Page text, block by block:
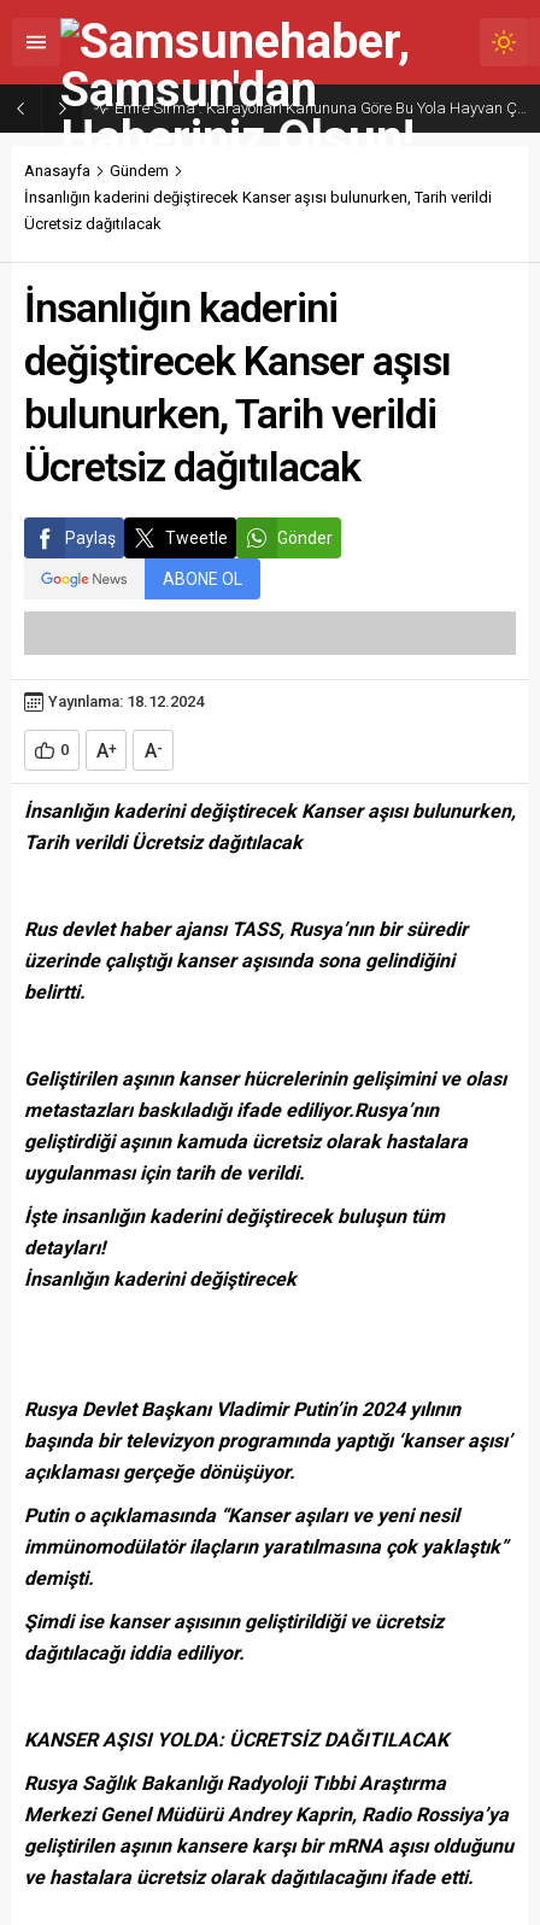
Emre Sırma : Karayolları Kanununa Göre Bu Yola Hayvan Çıkarmak Yasak
Anasayfa
Gündem
İnsanlığın kaderini değiştirecek Kanser aşısı bulunurken, Tarih verildi
Ücretsiz dağıtılacak
İnsanlığın kaderini
değiştirecek Kanser aşısı
bulunurken, Tarih verildi
Ücretsiz dağıtılacak
Paylaş Tweetle Gönder
ABONE OL
Yayınlama: 18.12.2024
0 A+ A-
İnsanlığın kaderini değiştirecek Kanser aşısı bulunurken,
Tarih verildi Ücretsiz dağıtılacak
Rus devlet haber ajansı TASS, Rusya’nın bir süredir
üzerinde çalıştığı kanser aşısında sona gelindiğini
belirtti.
Geliştirilen aşının kanser hücrelerinin gelişimini ve olası
metastazları baskıladığı ifade ediliyor.Rusya’nın
geliştirdiği aşının kamuda ücretsiz olarak hastalara
uygulanması için tarih de verildi.
İşte insanlığın kaderini değiştirecek buluşun tüm
detayları!
İnsanlığın kaderini değiştirecek
Rusya Devlet Başkanı Vladimir Putin’in 2024 yılının
başında bir televizyon programında yaptığı ‘kanser aşısı’
açıklaması gerçeğe dönüşüyor.
Putin o açıklamasında “Kanser aşıları ve yeni nesil
immünomodülatör ilaçların yaratılmasına çok yaklaştık”
demişti.
Şimdi ise kanser aşısının geliştirildiği ve ücretsiz
dağıtılacağı iddia ediliyor.
KANSER AŞISI YOLDA: ÜCRETSİZ DAĞITILACAK
Rusya Sağlık Bakanlığı Radyoloji Tıbbi Araştırma
Merkezi Genel Müdürü Andrey Kaprin, Radio Rossiya’ya
geliştirilen aşının kansere karşı bir mRNA aşısı olduğunu
ve hastalara ücretsiz olarak dağıtılacağını ifade etti.